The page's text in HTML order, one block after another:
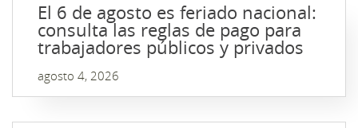
El 6 de agosto es feriado nacional:
consulta las reglas de pago para
trabajadores públicos y privados
agosto 4, 2026